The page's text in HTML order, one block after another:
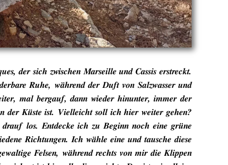
der sich zwischen Marseille und Cassis erstreckt.
Ruhe, während der Duft von Salzwasser und
mal bergauf, dann wieder hinunter, immer der
der Küste ist. Vielleicht soll ich hier weiter gehen?
los. Entdecke ich zu Beginn noch eine grüne
Richtungen. Ich wähle eine und tausche diese
Felsen, während rechts von mir die Klippen